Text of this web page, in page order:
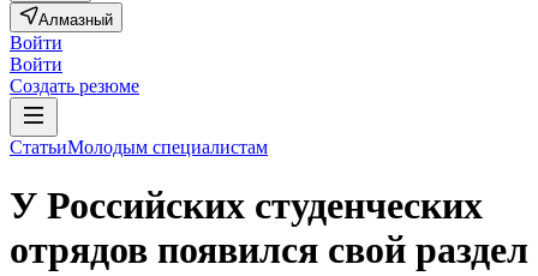
Алмазный
Войти
Войти
Создать резюме
СтатьиМолодым специалистам
У Российских студенческих
отрядов появился свой раздел